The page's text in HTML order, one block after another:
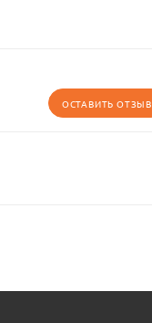
ОСТАВИТЬ ОТЗЫВ